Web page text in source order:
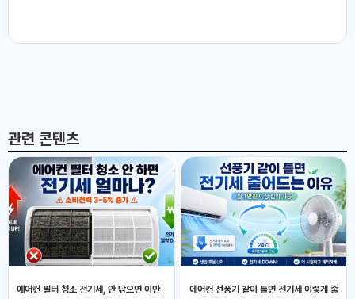
관련 콘텐츠
에어컨 필터 청소 전기세, 안 닦으면 이만
에어컨 선풍기 같이 틀면 전기세 이렇게 줄